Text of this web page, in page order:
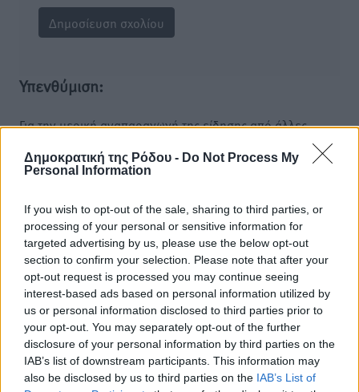
Δημοκρατική της Ρόδου - Do Not Process My
Personal Information
If you wish to opt-out of the sale, sharing to third parties, or
processing of your personal or sensitive information for
targeted advertising by us, please use the below opt-out
section to confirm your selection. Please note that after your
opt-out request is processed you may continue seeing
interest-based ads based on personal information utilized by
us or personal information disclosed to third parties prior to
your opt-out. You may separately opt-out of the further
disclosure of your personal information by third parties on the
IAB’s list of downstream participants. This information may
also be disclosed by us to third parties on the IAB’s List of
Υπενθύμιση:
Για την μερική αναπαραγωγή της είδησης από άλλες
παρεχόμενου συνδέσμου παραπομπής προς το άρθρο
o καιρός τώρα:
27°
αίθριος καιρός
50%
14 km/h
Δ